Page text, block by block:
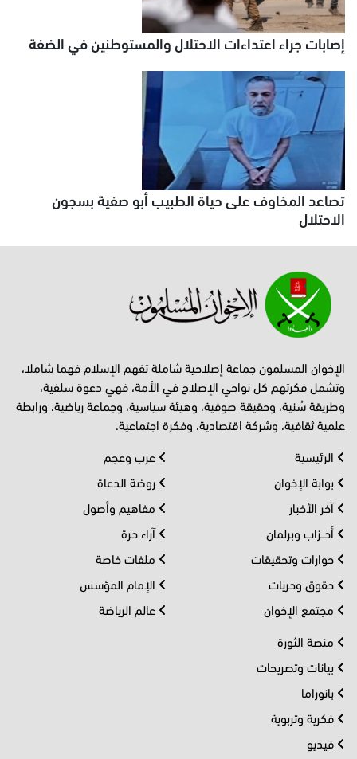
إصابات جراء اعتداءات الاحتلال والمستوطنين في الضفة
تصاعد المخاوف على حياة الطبيب أبو صفية بسجون
الاحتلال
الإخوان المسلمون جماعة إصلاحية شاملة تفهم الإسلام فهما شاملا،
وتشمل فكرتهم كل نواحي الإصلاح في الأمة، فهي دعوة سلفية،
وطريقة سُنية، وحقيقة صوفية، وهيئة سياسية، وجماعة رياضية، ورابطة
علمية ثقافية، وشركة اقتصادية، وفكرة اجتماعية.
الرئيسية
بوابة الإخوان
آخر الأخبار
أحــزاب وبرلمان
حوارات وتحقيقات
حقوق وحريات
مجتمع الإخوان
عرب وعجم
روضة الدعاة
مفاهيم وأصول
آراء حرة
ملفات خاصة
الإمام المؤسس
عالم الرياضة
منصة الثورة
بيانات وتصريحات
بانوراما
فكرية وتربوية
فيديو